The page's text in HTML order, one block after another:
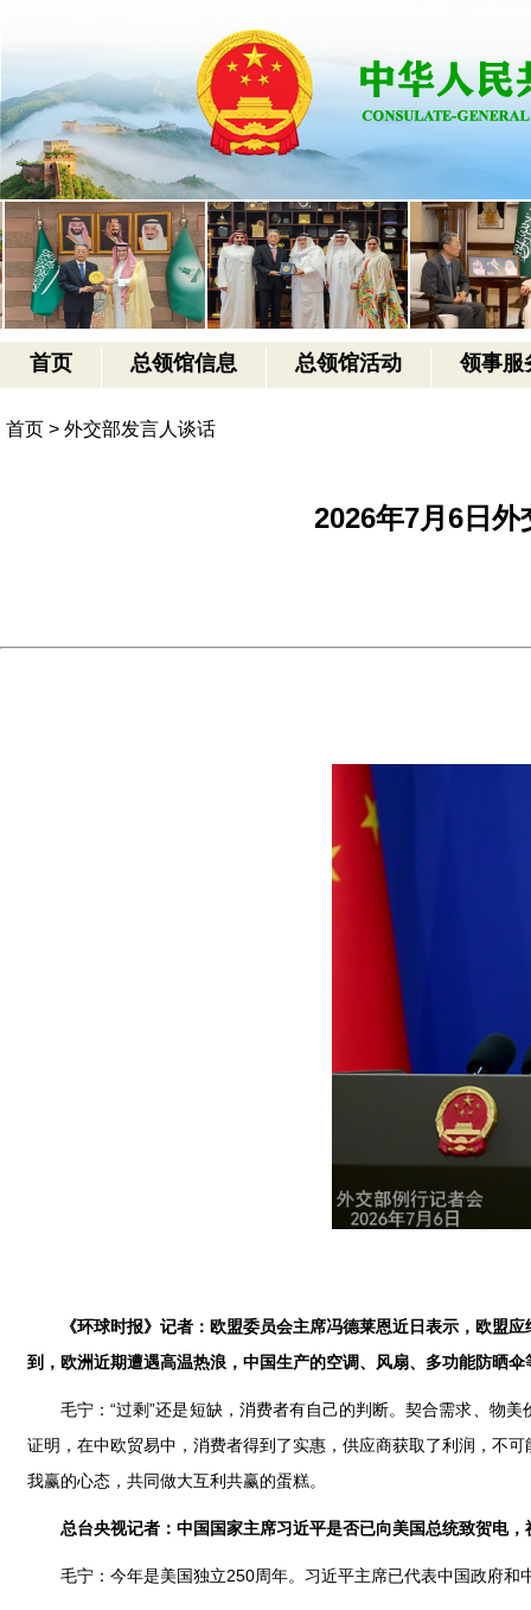
首页 总领馆信息 总领馆活动 领事服
首页 > 外交部发言人谈话
2026年7月6日
《环球时报》记者：欧盟委员会主席冯德莱恩近日表示，欧盟
到，欧洲近期遭遇高温热浪，中国生产的空调、风扇、多功能防晒
毛宁：“过剩”还是短缺，消费者有自己的判断。契合需求、物
证明，在中欧贸易中，消费者得到了实惠，供应商获取了利润，不
我赢的心态，共同做大互利共赢的蛋糕。
总台央视记者：中国国家主席习近平是否已向美国总统致贺电
毛宁：今年是美国独立250周年。习近平主席已代表中国政府和